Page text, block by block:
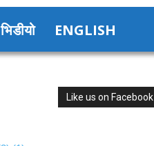
भिडीयो ENGLISH
Like us on Facebook